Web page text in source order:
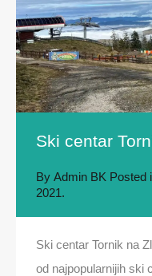
Ski centar
By Admin BK Posted
2021.
Ski centar Tornik na
od najpopularnijih ski